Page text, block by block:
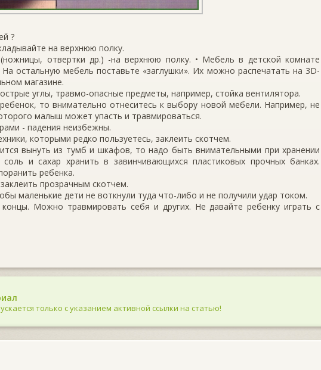
?
на верхнюю полку.
отвертки др.) -на верхнюю полку. • Мебель в детской комнате
остальную мебель поставьте «заглушки». Их можно распечатать на 3D-
магазине.
углы, травмо-опасные предметы, например, стойка вентилятора.
то внимательно отнеситесь к выбору новой мебели. Например, не
малыш может упасть и травмироваться.
- падения неизбежны.
которыми редко пользуетесь, заклеить скотчем.
вынуть из тумб и шкафов, то надо быть внимательными при хранении
и сахар хранить в завинчивающихся пластиковых прочных банках.
ребенка.
прозрачным скотчем.
маленькие дети не воткнули туда что-либо и не получили удар током.
Можно травмировать себя и других. Не давайте ребенку играть с
только с указанием активной ссылки на статью!